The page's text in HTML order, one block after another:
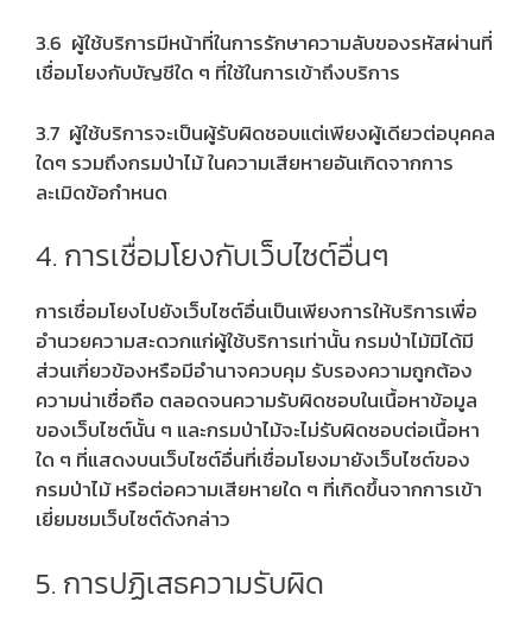
3.6 ผู้ใช้บริการมีหน้าที่ในการรักษาความลับของรหัสผ่านที่
เชื่อมโยงกับบัญชีใด ๆ ที่ใช้ในการเข้าถึงบริการ
3.7 ผู้ใช้บริการจะเป็นผู้รับผิดชอบแต่เพียงผู้เดียวต่อบุคคล
ใดๆ รวมถึงกรมป่าไม้ ในความเสียหายอันเกิดจากการ
ละเมิดข้อกำหนด
4. การเชื่อมโยงกับเว็บไซต์อื่นๆ
การเชื่อมโยงไปยังเว็บไซต์อื่นเป็นเพียงการให้บริการเพื่อ
อำนวยความสะดวกแก่ผู้ใช้บริการเท่านั้น กรมป่าไม้มิได้มี
ส่วนเกี่ยวข้องหรือมีอำนาจควบคุม รับรองความถูกต้อง
ความน่าเชื่อถือ ตลอดจนความรับผิดชอบในเนื้อหาข้อมูล
ของเว็บไซต์นั้น ๆ และกรมป่าไม้จะไม่รับผิดชอบต่อเนื้อหา
ใด ๆ ที่แสดงบนเว็บไซต์อื่นที่เชื่อมโยงมายังเว็บไซต์ของ
กรมป่าไม้ หรือต่อความเสียหายใด ๆ ที่เกิดขึ้นจากการเข้า
เยี่ยมชมเว็บไซต์ดังกล่าว
5. การปฏิเสธความรับผิด